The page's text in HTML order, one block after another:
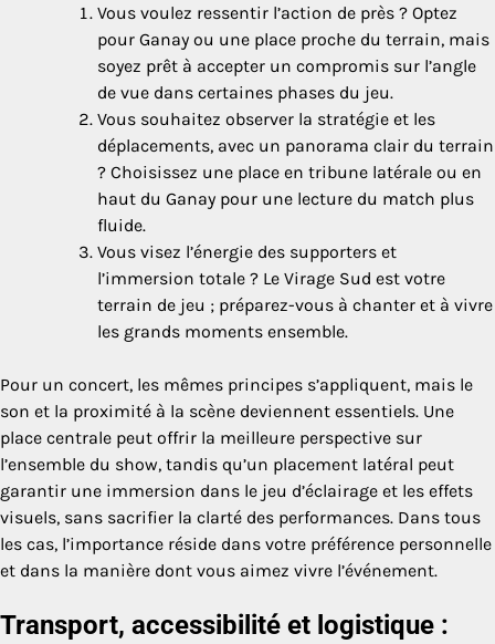
Vous voulez ressentir l’action de près ? Optez
pour Ganay ou une place proche du terrain, mais
soyez prêt à accepter un compromis sur l’angle
de vue dans certaines phases du jeu.
Vous souhaitez observer la stratégie et les
déplacements, avec un panorama clair du terrain
? Choisissez une place en tribune latérale ou en
haut du Ganay pour une lecture du match plus
fluide.
Vous visez l’énergie des supporters et
l’immersion totale ? Le Virage Sud est votre
terrain de jeu ; préparez-vous à chanter et à vivre
les grands moments ensemble.
Pour un concert, les mêmes principes s’appliquent, mais le
son et la proximité à la scène deviennent essentiels. Une
place centrale peut offrir la meilleure perspective sur
l’ensemble du show, tandis qu’un placement latéral peut
garantir une immersion dans le jeu d’éclairage et les effets
visuels, sans sacrifier la clarté des performances. Dans tous
les cas, l’importance réside dans votre préférence personnelle
et dans la manière dont vous aimez vivre l’événement.
Transport, accessibilité et logistique :